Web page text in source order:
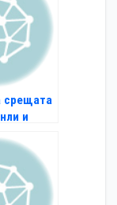
срещата
и